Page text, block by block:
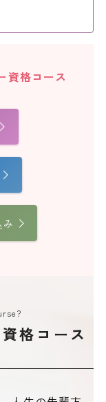
資格コース
格コース